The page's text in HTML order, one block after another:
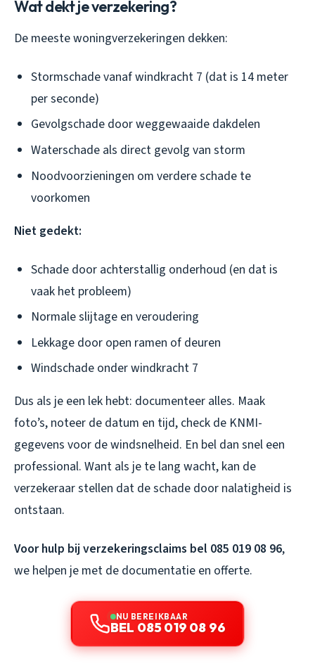
Wat dekt je verzekering?
De meeste woningverzekeringen dekken:
Stormschade vanaf windkracht 7 (dat is 14 meter
per seconde)
Gevolgschade door weggewaaide dakdelen
Waterschade als direct gevolg van storm
Noodvoorzieningen om verdere schade te
voorkomen
Niet gedekt:
Schade door achterstallig onderhoud (en dat is
vaak het probleem)
Normale slijtage en veroudering
Lekkage door open ramen of deuren
Windschade onder windkracht 7
Dus als je een lek hebt: documenteer alles. Maak
foto’s, noteer de datum en tijd, check de KNMI-
gegevens voor de windsnelheid. En bel dan snel een
professional. Want als je te lang wacht, kan de
verzekeraar stellen dat de schade door nalatigheid is
ontstaan.
Voor hulp bij verzekeringsclaims bel 085 019 08 96,
we helpen je met de documentatie en offerte.
NU BEREIKBAAR
BEL 085 019 08 96